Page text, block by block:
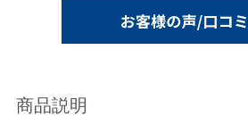
商品説明